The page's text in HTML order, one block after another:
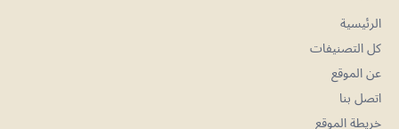
الرئيسية
كل التصنيفات
عن الموقع
اتصل بنا
خريطة الموقع